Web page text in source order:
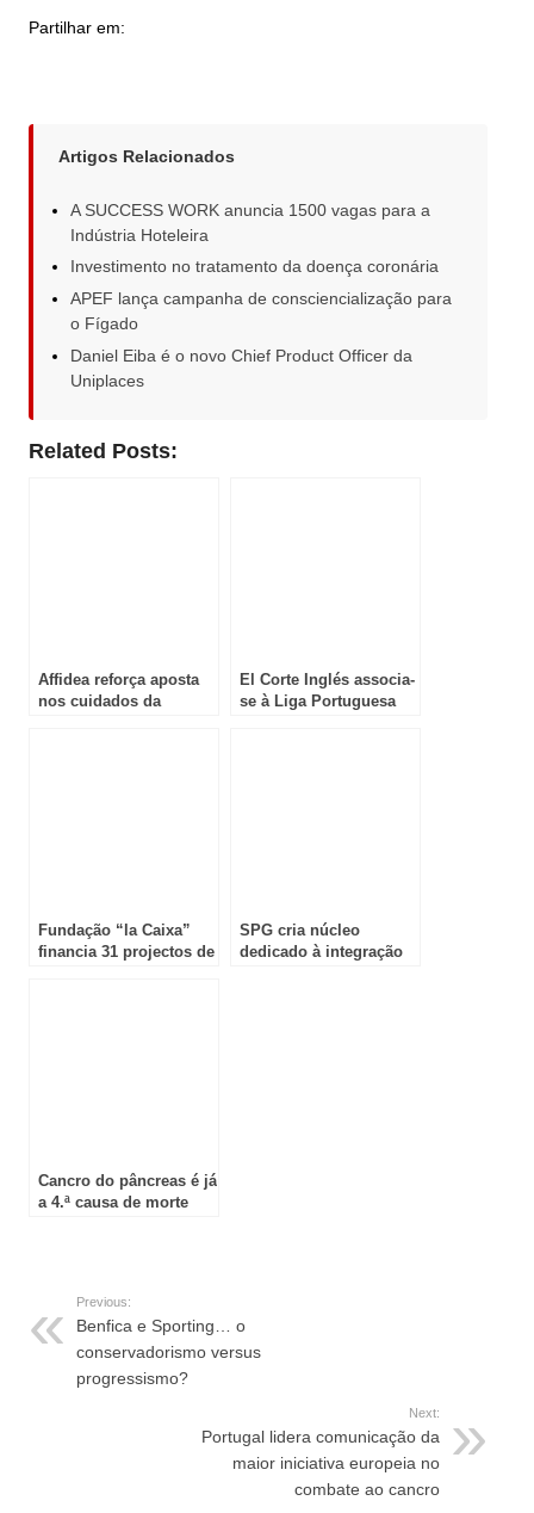
Partilhar em:
Artigos Relacionados
A SUCCESS WORK anuncia 1500 vagas para a
Indústria Hoteleira
Investimento no tratamento da doença coronária
APEF lança campanha de consciencialização para
o Fígado
Daniel Eiba é o novo Chief Product Officer da
Uniplaces
Related Posts:
Affidea reforça aposta
nos cuidados da
El Corte Inglés associa-
se à Liga Portuguesa
Fundação “la Caixa”
financia 31 projectos de
SPG cria núcleo
dedicado à integração
Cancro do pâncreas é já
a 4.ª causa de morte
Previous:
Benfica e Sporting… o
conservadorismo versus
progressismo?
Next:
Portugal lidera comunicação da
maior iniciativa europeia no
combate ao cancro